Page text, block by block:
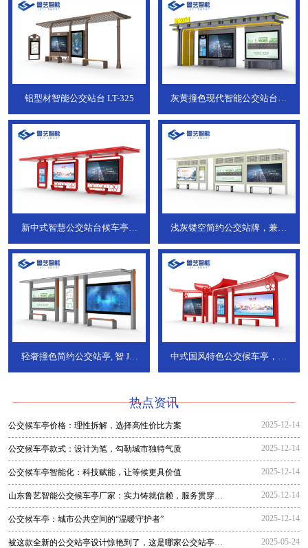
铝型材智能公交站台 LT-325
灰黄撞色现代智能公交站台，
新中式智慧公交站台候车亭，
浅灰镂空简约公交站牌，兼具
轻奢撞色简约公交站亭, 智 JT-
中式国风特色公交候车亭，承
热点资讯
公交候车亭价格：理性拆解，选择高性价比方案 2025-12-14
公交候车亭款式：设计为笔，勾勒城市独特气质 2025-12-14
公交候车亭智能化：科技赋能，让等候更具价值 2025-12-14
山东鲁艺智能公交候车亭厂家：实力铸就信赖，服务贯穿全
程
2025-12-14
公交候车亭：城市公共空间的“温暖守护者” 2025-12-14
被这款全新的公交站亭设计惊艳到了，这是哪家公交站亭生
2025-05-24